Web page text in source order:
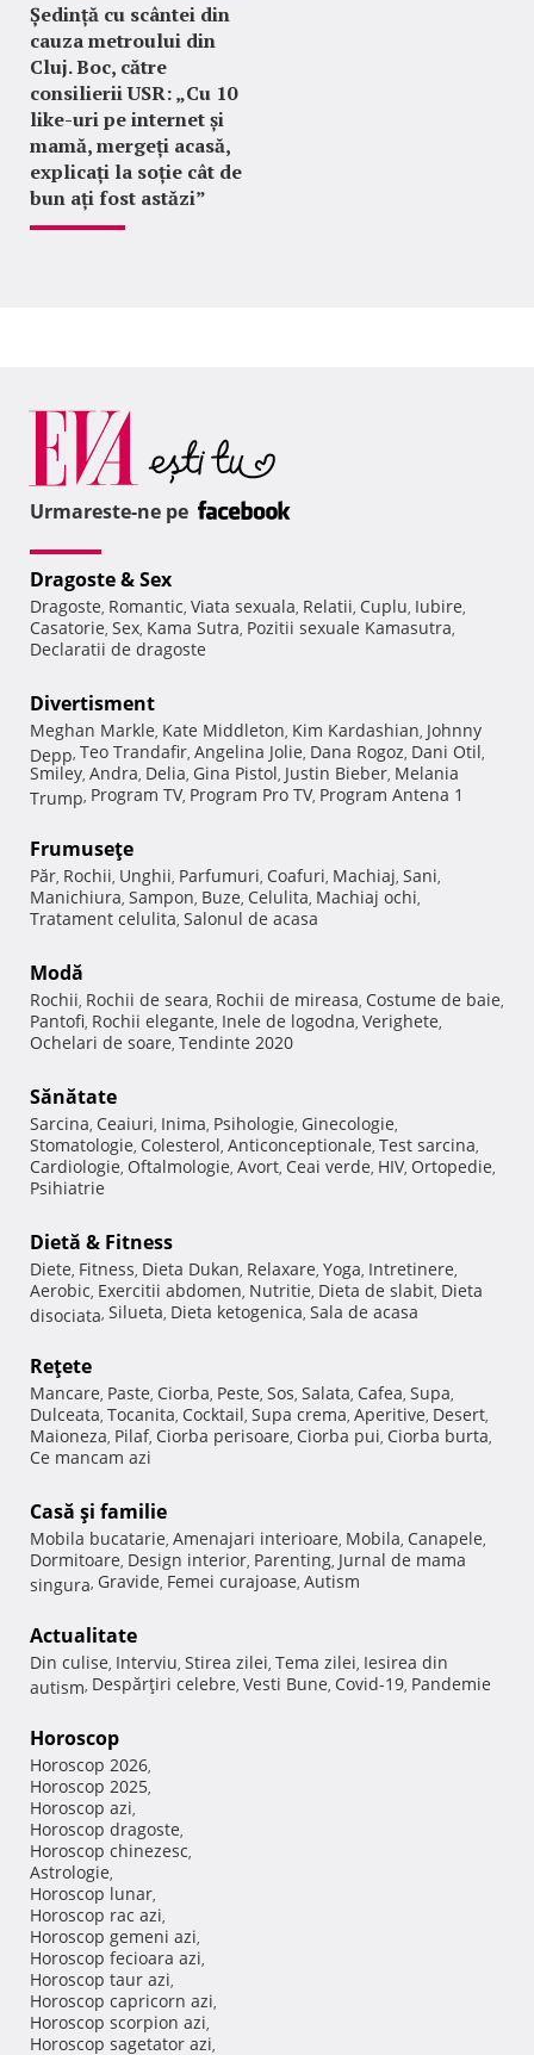
Ședință cu scântei din
cauza metroului din
Cluj. Boc, către
consilierii USR: „Cu 10
like-uri pe internet și
mamă, mergeți acasă,
explicați la soție cât de
bun ați fost astăzi”
Urmareste-ne pe
Dragoste & Sex
Dragoste, Romantic, Viata sexuala, Relatii, Cuplu, Iubire,
Casatorie, Sex, Kama Sutra, Pozitii sexuale Kamasutra,
Declaratii de dragoste
Divertisment
Meghan Markle, Kate Middleton, Kim Kardashian, Johnny
Depp, Teo Trandafir, Angelina Jolie, Dana Rogoz, Dani Otil,
Smiley, Andra, Delia, Gina Pistol, Justin Bieber, Melania
Trump, Program TV, Program Pro TV, Program Antena 1
Frumuseţe
Păr, Rochii, Unghii, Parfumuri, Coafuri, Machiaj, Sani,
Manichiura, Sampon, Buze, Celulita, Machiaj ochi,
Tratament celulita, Salonul de acasa
Modă
Rochii, Rochii de seara, Rochii de mireasa, Costume de baie,
Pantofi, Rochii elegante, Inele de logodna, Verighete,
Ochelari de soare, Tendinte 2020
Sănătate
Sarcina, Ceaiuri, Inima, Psihologie, Ginecologie,
Stomatologie, Colesterol, Anticonceptionale, Test sarcina,
Cardiologie, Oftalmologie, Avort, Ceai verde, HIV, Ortopedie,
Psihiatrie
Dietă & Fitness
Diete, Fitness, Dieta Dukan, Relaxare, Yoga, Intretinere,
Aerobic, Exercitii abdomen, Nutritie, Dieta de slabit, Dieta
disociata, Silueta, Dieta ketogenica, Sala de acasa
Reţete
Mancare, Paste, Ciorba, Peste, Sos, Salata, Cafea, Supa,
Dulceata, Tocanita, Cocktail, Supa crema, Aperitive, Desert,
Maioneza, Pilaf, Ciorba perisoare, Ciorba pui, Ciorba burta,
Ce mancam azi
Casă şi familie
Mobila bucatarie, Amenajari interioare, Mobila, Canapele,
Dormitoare, Design interior, Parenting, Jurnal de mama
singura, Gravide, Femei curajoase, Autism
Actualitate
Din culise, Interviu, Stirea zilei, Tema zilei, Iesirea din
autism, Despărţiri celebre, Vesti Bune, Covid-19, Pandemie
Horoscop
Horoscop 2026,
Horoscop 2025,
Horoscop azi,
Horoscop dragoste,
Horoscop chinezesc,
Astrologie,
Horoscop lunar,
Horoscop rac azi,
Horoscop gemeni azi,
Horoscop fecioara azi,
Horoscop taur azi,
Horoscop capricorn azi,
Horoscop scorpion azi,
Horoscop sagetator azi,